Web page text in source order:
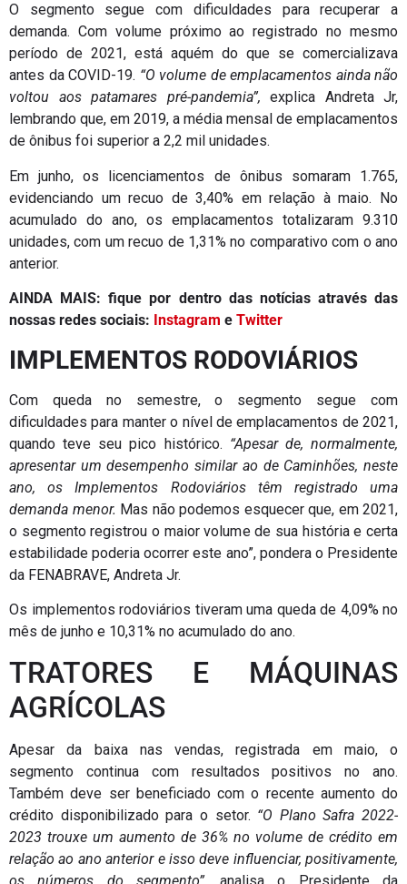
O segmento segue com dificuldades para recuperar a
demanda. Com volume próximo ao registrado no mesmo
período de 2021, está aquém do que se comercializava
antes da COVID-19. “O volume de emplacamentos ainda não
voltou aos patamares pré-pandemia”, explica Andreta Jr,
lembrando que, em 2019, a média mensal de emplacamentos
de ônibus foi superior a 2,2 mil unidades.
Em junho, os licenciamentos de ônibus somaram 1.765,
evidenciando um recuo de 3,40% em relação à maio. No
acumulado do ano, os emplacamentos totalizaram 9.310
unidades, com um recuo de 1,31% no comparativo com o ano
anterior.
AINDA MAIS: fique por dentro das notícias através das
nossas redes sociais: Instagram e Twitter
IMPLEMENTOS RODOVIÁRIOS
Com queda no semestre, o segmento segue com
dificuldades para manter o nível de emplacamentos de 2021,
quando teve seu pico histórico. “Apesar de, normalmente,
apresentar um desempenho similar ao de Caminhões, neste
ano, os Implementos Rodoviários têm registrado uma
demanda menor. Mas não podemos esquecer que, em 2021,
o segmento registrou o maior volume de sua história e certa
estabilidade poderia ocorrer este ano”, pondera o Presidente
da FENABRAVE, Andreta Jr.
Os implementos rodoviários tiveram uma queda de 4,09% no
mês de junho e 10,31% no acumulado do ano.
TRATORES E MÁQUINAS
AGRÍCOLAS
Apesar da baixa nas vendas, registrada em maio, o
segmento continua com resultados positivos no ano.
Também deve ser beneficiado com o recente aumento do
crédito disponibilizado para o setor. “O Plano Safra 2022-
2023 trouxe um aumento de 36% no volume de crédito em
relação ao ano anterior e isso deve influenciar, positivamente,